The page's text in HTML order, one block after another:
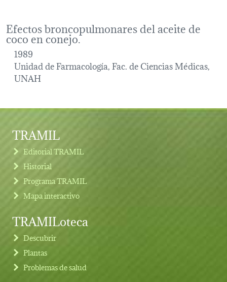
Efectos broncopulmonares del aceite de
coco en conejo.
1989
Unidad de Farmacología, Fac. de Ciencias Médicas,
UNAH
TRAMIL
Editorial TRAMIL
Historial
Programa TRAMIL
Mapa interactivo
TRAMILoteca
Descubrir
Plantas
Problemas de salud